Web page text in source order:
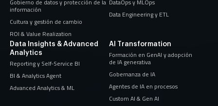
Gobierno de datos y protección de la
información
Cultura y gestión de cambio
ROI & Value Realization
DataOps y MLOps
Data Engineering y ETL
Data Insights & Advanced
Analytics
Reporting y Self-Service BI
BI & Analytics Agent
Advanced Analytics & ML
AI Transformation
Formación en GenAI y adopción
de IA generativa
Gobernanza de IA
Agentes de IA en procesos
Custom AI & Gen AI